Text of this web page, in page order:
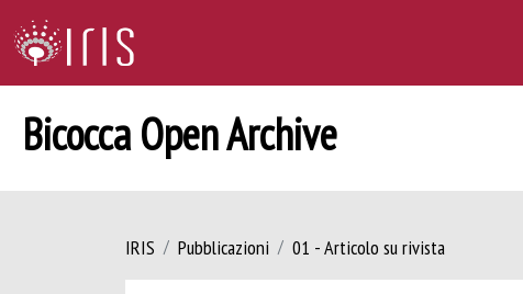
Bicocca Open Archive
IRIS Pubblicazioni 01 - Articolo su rivista